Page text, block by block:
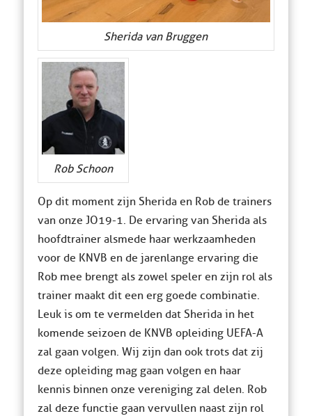
Sherida van Bruggen
Rob Schoon
Op dit moment zijn Sherida en Rob de trainers
van onze JO19-1. De ervaring van Sherida als
hoofdtrainer alsmede haar werkzaamheden
voor de KNVB en de jarenlange ervaring die
Rob mee brengt als zowel speler en zijn rol als
trainer maakt dit een erg goede combinatie.
Leuk is om te vermelden dat Sherida in het
komende seizoen de KNVB opleiding UEFA-A
zal gaan volgen. Wij zijn dan ook trots dat zij
deze opleiding mag gaan volgen en haar
kennis binnen onze vereniging zal delen. Rob
zal deze functie gaan vervullen naast zijn rol